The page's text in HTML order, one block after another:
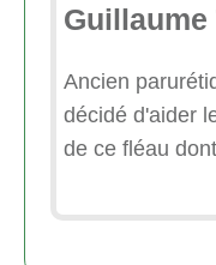
Guillaume
Ancien
décidé d'aider
de ce fléau